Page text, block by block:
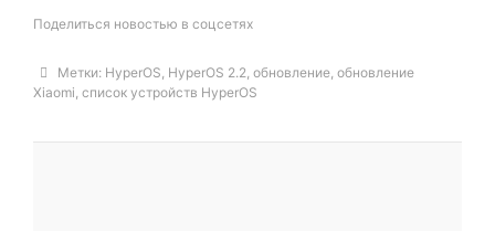
Поделиться новостью в соцсетях
Метки: HyperOS, HyperOS 2.2, обновление, обновление
Xiaomi, список устройств HyperOS